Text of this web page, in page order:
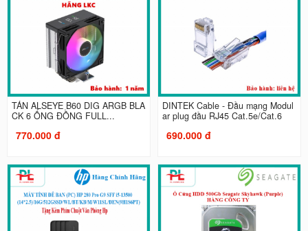
TẢN ALSEYE B60 DIG ARGB BLA
CK 6 ỐNG ĐỒNG FULL...
770.000 đ
DINTEK Cable - Đầu mạng Modul
ar plug đầu RJ45 Cat.5e/Cat.6
690.000 đ